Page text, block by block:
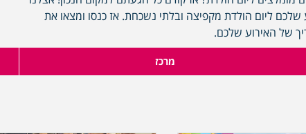
ליום הולדת מקפיצה ובלתי נשכחת. אז כנסו ומצאו את
של האירוע שלכם.
מרכז